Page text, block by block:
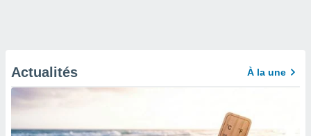
Actualités À la une